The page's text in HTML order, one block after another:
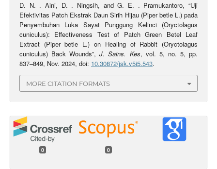
D. N. . Aini, D. . Ningsih, and G. E. . Pramukantoro, “Uji
Efektivitas Patch Ekstrak Daun Sirih Hijau (Piper betle L.) pada
Penyembuhan Luka Sayat Punggung Kelinci (Oryctolagus
cuniculus): Effectiveness Test of Patch Green Betel Leaf
Extract (Piper betle L.) on Healing of Rabbit (Oryctolagus
cuniculus) Back Wounds”,J. Sains. Kes, vol. 5, no. 5, pp.
837–849, Nov. 2024, doi: 10.30872/jsk.v5i5.543.
MORE CITATION FORMATS
0 0